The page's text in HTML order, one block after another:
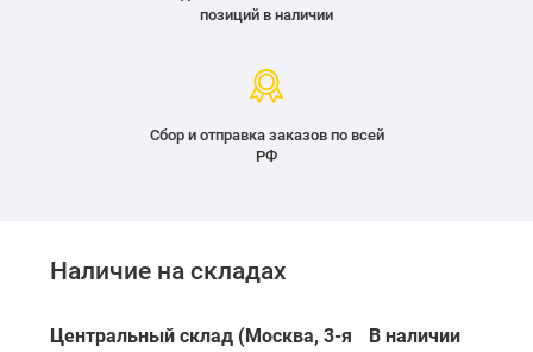
позиций в наличии
Сбор и отправка заказов по всей
РФ
Наличие на складах
Центральный склад (Москва, 3-я
В наличии